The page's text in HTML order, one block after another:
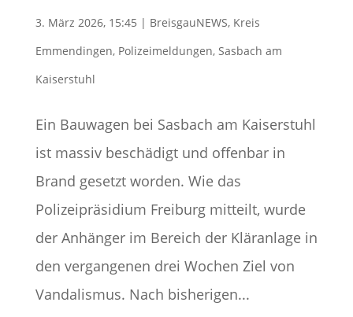
3. März 2026, 15:45 | BreisgauNEWS, Kreis
Emmendingen, Polizeimeldungen, Sasbach am
Kaiserstuhl
Ein Bauwagen bei Sasbach am Kaiserstuhl
ist massiv beschädigt und offenbar in
Brand gesetzt worden. Wie das
Polizeipräsidium Freiburg mitteilt, wurde
der Anhänger im Bereich der Kläranlage in
den vergangenen drei Wochen Ziel von
Vandalismus. Nach bisherigen...